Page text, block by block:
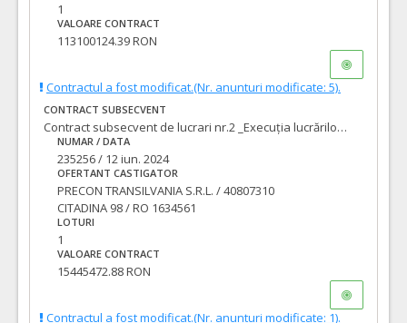
1
VALOARE CONTRACT
113100124.39 RON
Contractul a fost modificat.(Nr. anunturi modificate: 5).
CONTRACT SUBSECVENT
Contract subsecvent de lucrari nr.2 _Execuția lucrărilor de întreținere, reparații, amenajări străzi, poduri și trafic rutier pentru municipiul Oradea • „LOT 1 – Mal stâng Crișul Repede”
NUMAR / DATA
235256 / 12 iun. 2024
OFERTANT CASTIGATOR
PRECON TRANSILVANIA S.R.L. / 40807310
CITADINA 98 / RO 1634561
LOTURI
1
VALOARE CONTRACT
15445472.88 RON
Contractul a fost modificat.(Nr. anunturi modificate: 1).